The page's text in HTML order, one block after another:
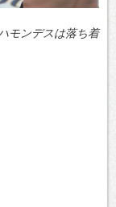
モンデスは落ち着